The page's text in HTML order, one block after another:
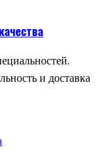
и доставка